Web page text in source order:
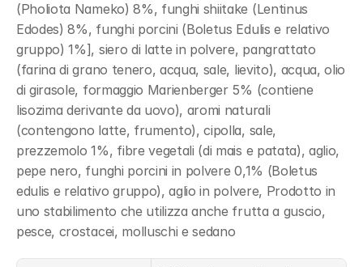
(Pholiota Nameko) 8%, funghi shiitake (Lentinus
Edodes) 8%, funghi porcini (Boletus Edulis e relativo
gruppo) 1%], siero di latte in polvere, pangrattato
(farina di grano tenero, acqua, sale, lievito), acqua, olio
di girasole, formaggio Marienberger 5% (contiene
lisozima derivante da uovo), aromi naturali
(contengono latte, frumento), cipolla, sale,
prezzemolo 1%, fibre vegetali (di mais e patata), aglio,
pepe nero, funghi porcini in polvere 0,1% (Boletus
edulis e relativo gruppo), aglio in polvere, Prodotto in
uno stabilimento che utilizza anche frutta a guscio,
pesce, crostacei, molluschi e sedano